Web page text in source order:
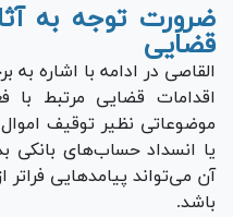
ضرورت توجه به
قضایی
القاصی در ادامه با اشاره
اقدامات قضایی مرتبط با
موضوعاتی نظیر توقیف
یا انسداد حساب‌های بانکی
آن می‌تواند پیامد‌هایی
باشد.